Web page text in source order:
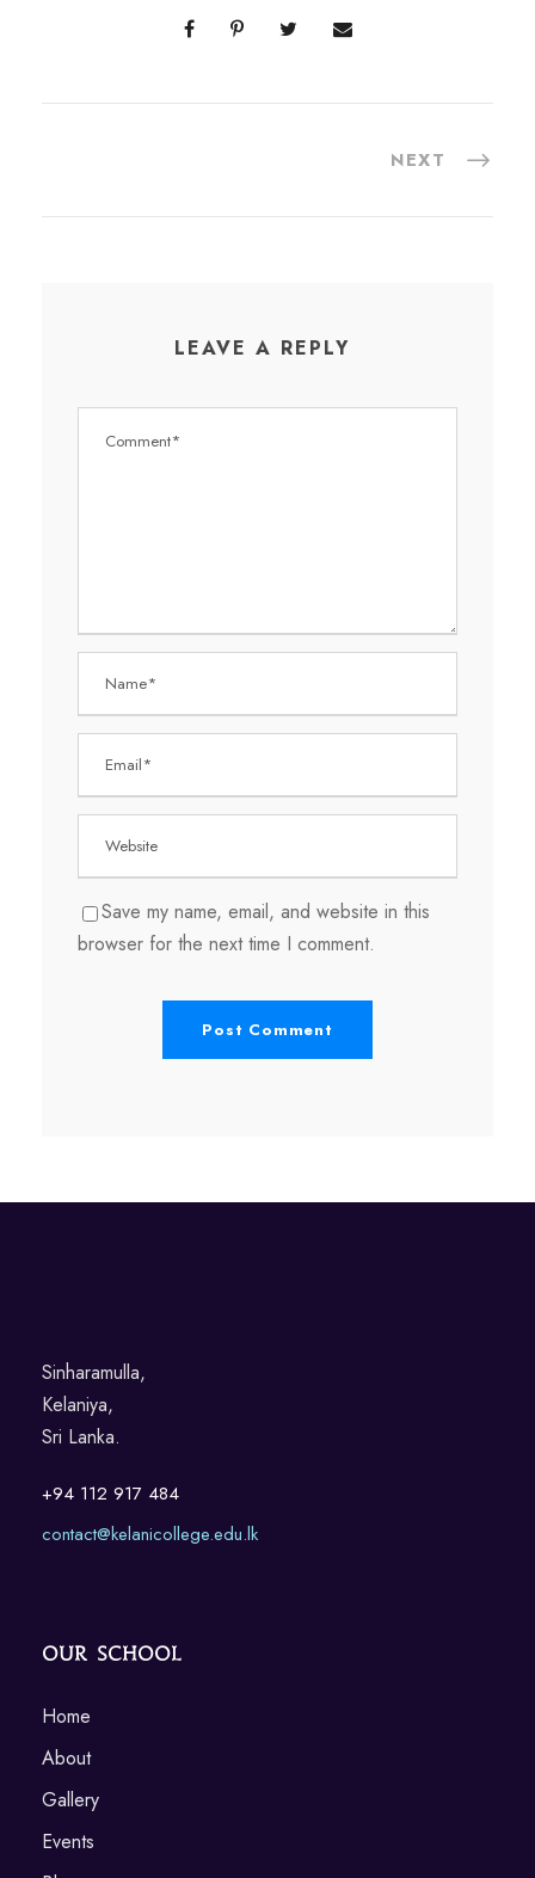
NEXT
LEAVE A REPLY
Save my name, email, and website in this
browser for the next time I comment.
Sinharamulla,
Kelaniya,
Sri Lanka.
+94 112 917 484
contact@kelanicollege.edu.lk
Our School
Home
About
Gallery
Events